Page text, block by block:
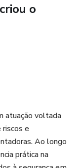
o
atuação voltada
riscos e
Ao longo
prática na